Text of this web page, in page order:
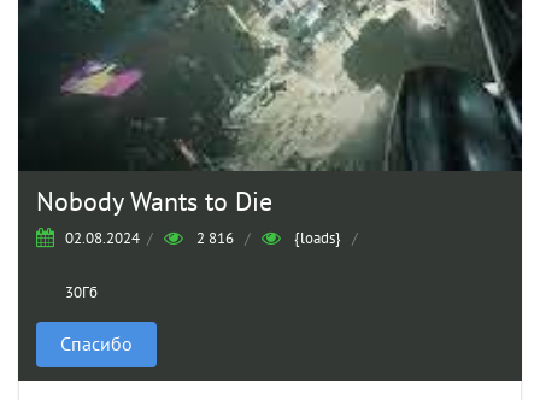
Nobody Wants to Die
02.08.2024 / 2 816 / {loads} /
30Гб
Спасибо